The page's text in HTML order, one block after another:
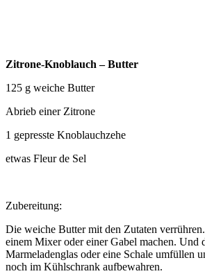
Zitrone-Knoblauch – Butter
125 g weiche Butter
Abrieb einer Zitrone
1 gepresste Knoblauchzehe
etwas Fleur de Sel
Zubereitung:
Die weiche Butter mit den Zutaten
einem Mixer oder einer Gabel machen. Und
Marmeladenglas oder eine Schale umfüllen
noch im Kühlschrank aufbewahren.